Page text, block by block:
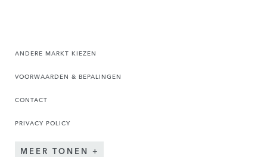
ANDERE MARKT KIEZEN
VOORWAARDEN & BEPALINGEN
CONTACT
PRIVACY POLICY
MEER TONEN